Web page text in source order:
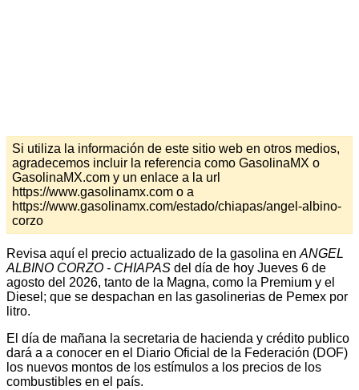
Si utiliza la información de este sitio web en otros medios,
agradecemos incluir la referencia como GasolinaMX o
GasolinaMX.com y un enlace a la url
https://www.gasolinamx.com o a
https://www.gasolinamx.com/estado/chiapas/angel-albino-
corzo
Revisa aquí el precio actualizado de la gasolina en ANGEL
ALBINO CORZO - CHIAPAS del día de hoy Jueves 6 de
agosto del 2026, tanto de la Magna, como la Premium y el
Diesel; que se despachan en las gasolinerias de Pemex por
litro.
El día de mañana la secretaria de hacienda y crédito publico
dará a a conocer en el Diario Oficial de la Federación (DOF)
los nuevos montos de los estímulos a los precios de los
combustibles en el país.